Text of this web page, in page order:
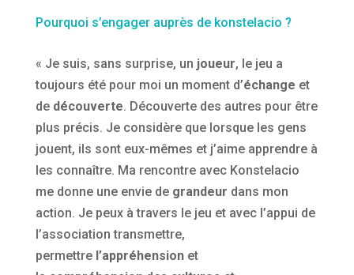
Pourquoi s’engager auprès de konstelacio ?
« Je suis, sans surprise, un joueur, le jeu a
toujours été pour moi un moment d’échange et
de découverte. Découverte des autres pour être
plus précis. Je considère que lorsque les gens
jouent, ils sont eux-mêmes et j’aime apprendre à
les connaître. Ma rencontre avec Konstelacio
me donne une envie de grandeur dans mon
action. Je peux à travers le jeu et avec l’appui de
l’association transmettre,
permettre l’appréhensionet